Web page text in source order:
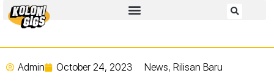
Admin October 24, 2023 News, Rilisan Baru